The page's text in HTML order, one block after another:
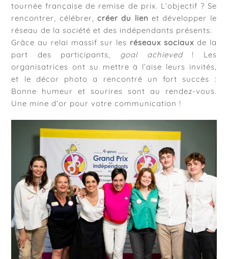
tournée française de remise de prix. L’objectif ? Se
rencontrer, célébrer,créer du lien et développer le
réseau de la société et des indépendants présents.
Grâce au relai massif sur les réseaux sociauxde la
part des participants, goal achieved! Les
organisatrices ont su mettre à l’aise leurs invités,
et le décor photo a rencontré un fort succès :
Bonne humeur et sourires sont au rendez-vous.
Une mine d’or pour votre communication !